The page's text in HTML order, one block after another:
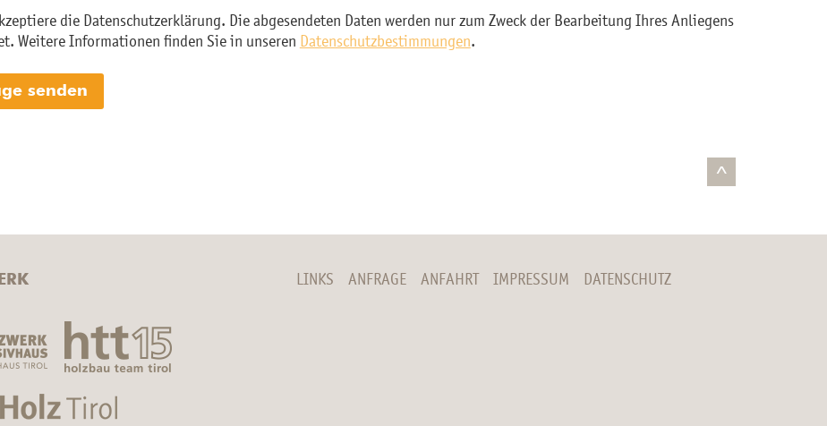
die Datenschutzerklärung. Die abgesendeten Daten werden nur zum Zweck der Bearbeitung Ihres Anliegens
Weitere Informationen finden Sie in unseren Datenschutzbestimmungen.
^
LINKS ANFRAGE ANFAHRT IMPRESSUM DATENSCHUTZ